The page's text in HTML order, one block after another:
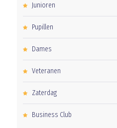
Junioren
Pupillen
Dames
Veteranen
Zaterdag
Business Club